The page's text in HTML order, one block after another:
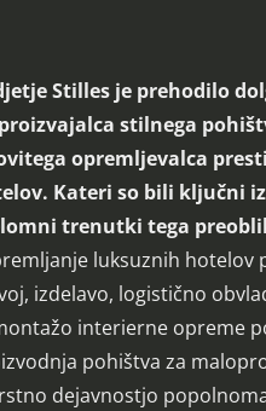
Stilles je prehodilo
stilnega
opremljevalca
Kateri so bili ključni
trenutki tega
luksuznih hotelov
izdelavo, logistično
interierne opreme
pohištva za
dejavnostjo